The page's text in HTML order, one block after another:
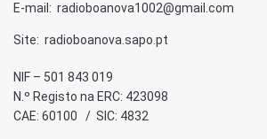
E-mail: radioboanova1002@gmail.com
Site: radioboanova.sapo.pt
NIF – 501 843 019
N.º Registo na ERC: 423098
CAE: 60100 / SIC: 4832